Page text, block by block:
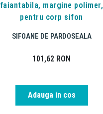
faiantabila, margine polimer,
pentru corp sifon
SIFOANE DE PARDOSEALA
101,62 RON
Adauga in cos